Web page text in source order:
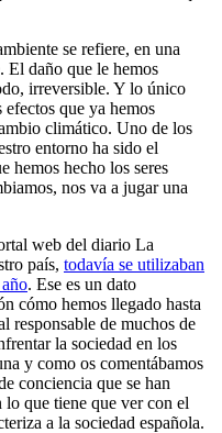
se refiere, en una
El daño que le hemos
irreversible. Y lo único
que ya hemos
climático. Uno de los
entorno ha sido el
hemos hecho los seres
nos va a jugar una
web del diario La
país, todavía se utilizaban
. Ese es un dato
cómo hemos llegado hasta
responsable de muchos de
la sociedad en los
y como os comentábamos
conciencia que se han
lo que tiene que ver con el
a la sociedad española.